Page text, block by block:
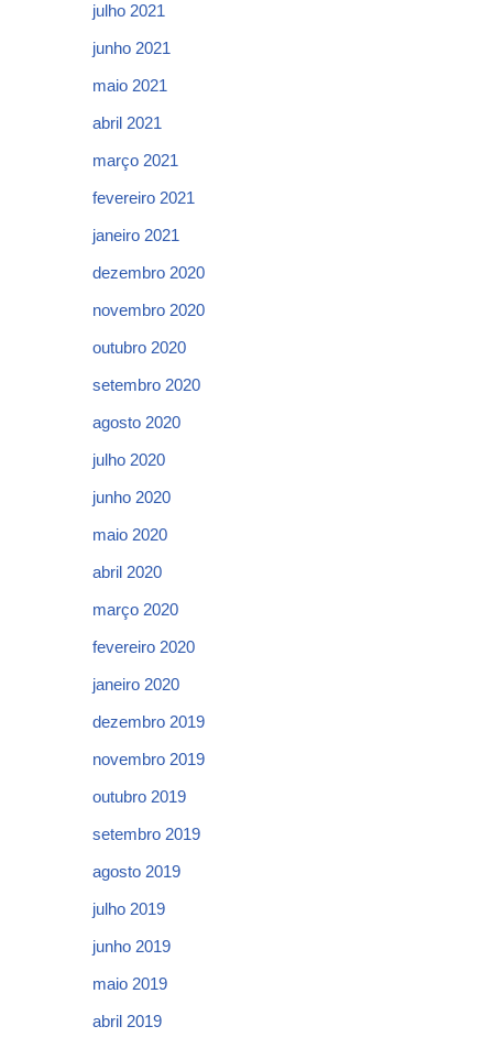
julho 2021
junho 2021
maio 2021
abril 2021
março 2021
fevereiro 2021
janeiro 2021
dezembro 2020
novembro 2020
outubro 2020
setembro 2020
agosto 2020
julho 2020
junho 2020
maio 2020
abril 2020
março 2020
fevereiro 2020
janeiro 2020
dezembro 2019
novembro 2019
outubro 2019
setembro 2019
agosto 2019
julho 2019
junho 2019
maio 2019
abril 2019